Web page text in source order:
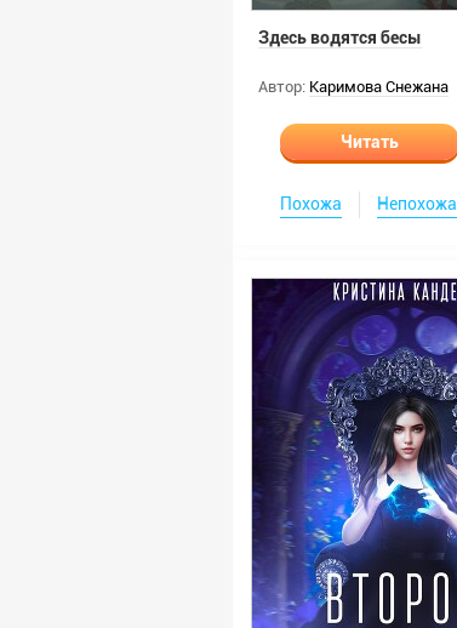
Здесь водятся бесы
Автор: Каримова Снежана
Читать
Похожа Непохожа